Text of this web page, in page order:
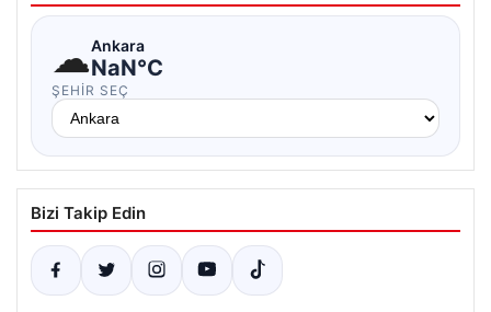
☁Ankara
NaN°C
ŞEHIR SEÇ
Bizi Takip Edin